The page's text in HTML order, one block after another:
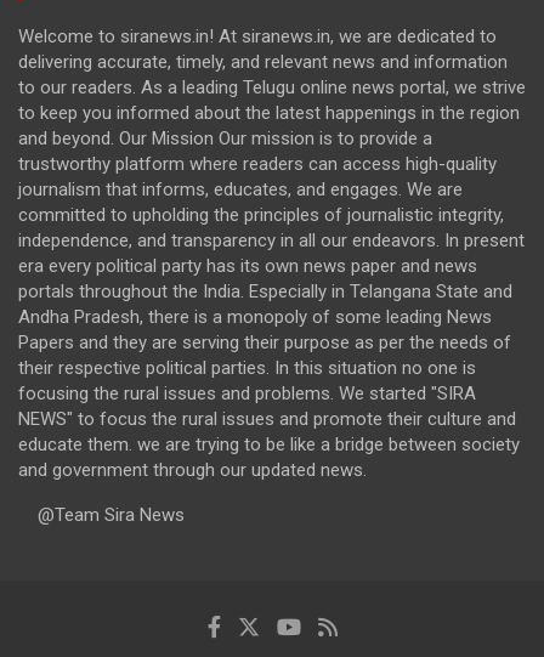
Welcome to siranews.in! At siranews.in, we are dedicated to
delivering accurate, timely, and relevant news and information
to our readers. As a leading Telugu online news portal, we strive
to keep you informed about the latest happenings in the region
and beyond. Our Mission Our mission is to provide a
trustworthy platform where readers can access high-quality
journalism that informs, educates, and engages. We are
committed to upholding the principles of journalistic integrity,
independence, and transparency in all our endeavors. In present
era every political party has its own news paper and news
portals throughout the India. Especially in Telangana State and
Andha Pradesh, there is a monopoly of some leading News
Papers and they are serving their purpose as per the needs of
their respective political parties. In this situation no one is
focusing the rural issues and problems. We started "SIRA
NEWS" to focus the rural issues and promote their culture and
educate them. we are trying to be like a bridge between society
and government through our updated news.
@Team Sira News